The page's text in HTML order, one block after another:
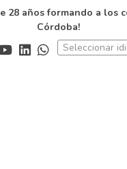
28 años formando a los
Córdoba!
Seleccionar